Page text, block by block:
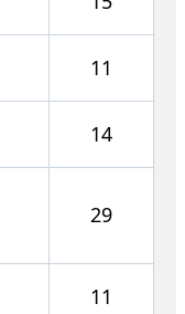
11
14
29
11